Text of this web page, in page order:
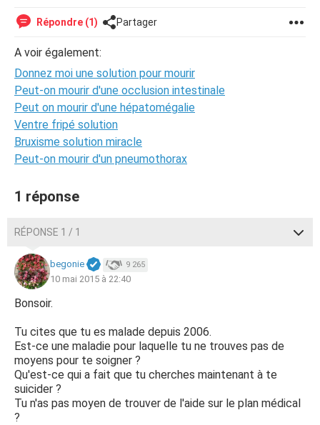
Répondre (1) Partager
A voir également:
Donnez moi une solution pour mourir
Peut-on mourir d'une occlusion intestinale
Peut on mourir d'une hépatomégalie
Ventre fripé solution
Bruxisme solution miracle
Peut-on mourir d'un pneumothorax
1 réponse
RÉPONSE 1 / 1
begonie 9 265
10 mai 2015 à 22:40
Bonsoir.
Tu cites que tu es malade depuis 2006.
Est-ce une maladie pour laquelle tu ne trouves pas de
moyens pour te soigner ?
Qu'est-ce qui a fait que tu cherches maintenant à te
suicider ?
Tu n'as pas moyen de trouver de l'aide sur le plan médical
?